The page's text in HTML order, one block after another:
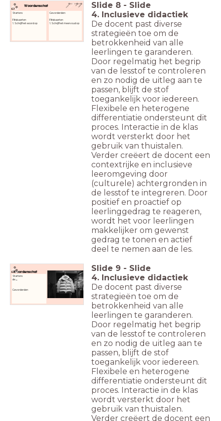
Woordenschat
Gevorderden:
Flitskaarten
1. Schrijf het meervoud op
Starters:
Flitskaarten
1. Schrijf het woord op
Slide 8 - Slide
4. Inclusieve didactiek
De docent past diverse
strategieën toe om de
betrokkenheid van alle
leerlingen te garanderen.
Door regelmatig het begrip
van de lesstof te controleren
en zo nodig de uitleg aan te
passen, blijft de stof
toegankelijk voor iedereen.
Flexibele en heterogene
differentiatie ondersteunt dit
proces. Interactie in de klas
wordt versterkt door het
gebruik van thuistalen.
Verder creëert de docent een
contextrijke en inclusieve
leeromgeving door
(culturele) achtergronden in
de lesstof te integreren. Door
positief en proactief op
leerlinggedrag te reageren,
wordt het voor leerlingen
makkelijker om gewenst
gedrag te tonen en actief
deel te nemen aan de les.
Woordenschat
Starters:
de
Gevorderden
Slide 9 - Slide
4. Inclusieve didactiek
De docent past diverse
strategieën toe om de
betrokkenheid van alle
leerlingen te garanderen.
Door regelmatig het begrip
van de lesstof te controleren
en zo nodig de uitleg aan te
passen, blijft de stof
toegankelijk voor iedereen.
Flexibele en heterogene
differentiatie ondersteunt dit
proces. Interactie in de klas
wordt versterkt door het
gebruik van thuistalen.
Verder creëert de docent een